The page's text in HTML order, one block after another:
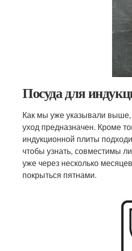
Посуда для
Как мы уже указывали выше,
уход предназначен. Кроме
индукционной плиты
чтобы узнать, совместимы
уже через несколько
покрыться пятнами.